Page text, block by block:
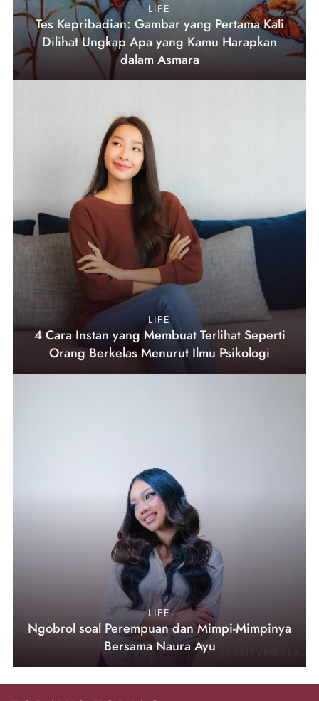
LIFE
Tes Kepribadian: Gambar yang Pertama Kali
Dilihat Ungkap Apa yang Kamu Harapkan
dalam Asmara
LIFE
4 Cara Instan yang Membuat Terlihat Seperti
Orang Berkelas Menurut Ilmu Psikologi
LIFE
Ngobrol soal Perempuan dan Mimpi-Mimpinya
Bersama Naura Ayu